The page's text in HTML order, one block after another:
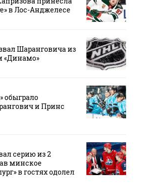
в Лос-Анджелесе
Шаранговича из
«Динамо»
обыграло
и Принс
серию из 2
минское
в гостях одолел